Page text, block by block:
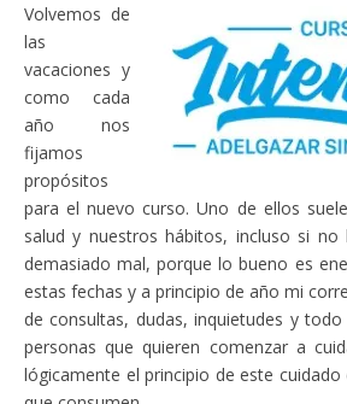
Volvemos de
las
vacaciones y
como cada
año nos
fijamos
propósitos
para el nuevo curso. Uno de ellos
salud y nuestros hábitos, incluso si no
demasiado mal, porque lo bueno es
estas fechas y a principio de año mi
de consultas, dudas, inquietudes y
personas que quieren comenzar a
lógicamente el principio de este